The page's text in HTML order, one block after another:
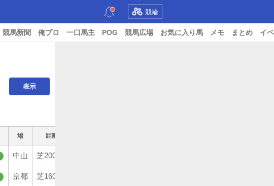
競輪
競馬新聞 俺プロ 一口馬主 POG 競馬広場 お気に入り馬 メモ まとめ イ
場 距離
中山 芝2000m
京都 芝1600m